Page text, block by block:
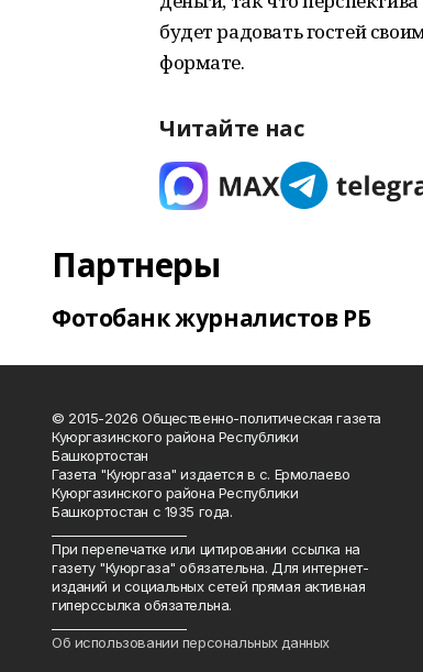
будет радовать гостей
формате.
Читайте нас
Партнеры
Фотобанк журналистов РБ
© 2015-2026 Общественно-политическая газета
Куюргазинского района Республики
Башкортостан
Газета "Куюргаза" издается в с. Ермолаево
Куюргазинского района Республики
Башкортостан с 1935 года.
При перепечатке или цитировании ссылка на
газету "Куюргаза" обязательна. Для интернет-
изданий и социальных сетей прямая активная
гиперссылка обязательна.
Об использовании персональных данных